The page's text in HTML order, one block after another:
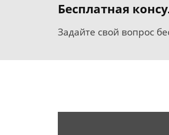
Бесплатная
Задайте свой вопрос